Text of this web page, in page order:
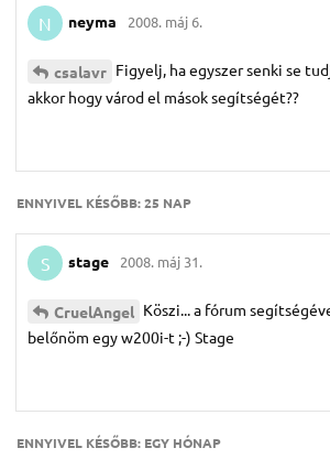
N neyma 2008. máj 6.
csalavr Figyelj, ha egyszer senki se
akkor hogy várod el mások segítségét??
ENNYIVEL KÉSŐBB:25 NAP
S stage 2008. máj 31.
CruelAngel Köszi... a fórum
belőnöm egy w200i-t ;-) Stage
ENNYIVEL KÉSŐBB: EGY HÓNAP